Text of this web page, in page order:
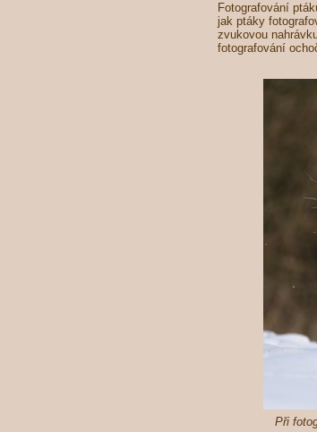
Fotografování
jak ptáky
zvukovou
fotografování
Při